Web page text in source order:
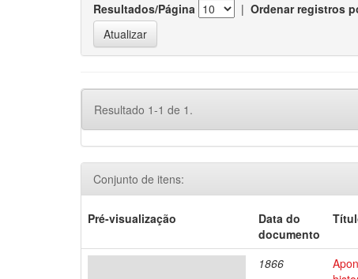
Resultados/Página | Ordenar registros
Resultado 1-1 de 1.
Conjunto de itens:
Pré-visualização
Data do
documento
1866